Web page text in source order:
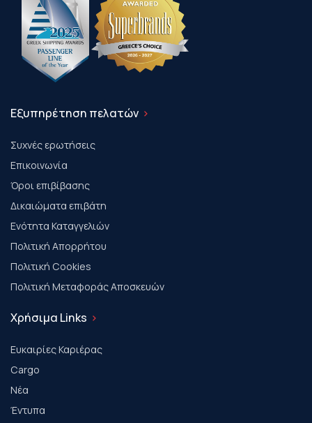
Εξυπηρέτηση πελατών
Συχνές ερωτήσεις
Επικοινωνία
Όροι επιβίβασης
Δικαιώματα επιβάτη
Ενότητα Καταγγελιών
Πολιτική Απορρήτου
Πολιτική Cookies
Πολιτική Μεταφοράς Αποσκευών
Χρήσιμα Links
Ευκαιρίες Καριέρας
Cargo
Νέα
Έντυπα